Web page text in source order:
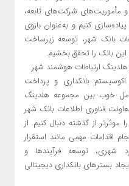
مأموریت‌های شرکت‌های تابعه،
کنیم و به‌عنوان بازوی
بانک شهر، توسعه زیرساخت
این بانک را تحقق بخشیم.
ارتباطات هوشمند شهر
در اکوسیستم بانکداری و پرداخت
خوب بین مجموعه هلدینگ
فناوری اطلاعات بانک شهر
موثرتر از گذشته دنبال کنیم. از
اقدامات مهمی مانند استقرار
شهری، توسعه فرآیندها و
بسترهای بانکداری دیجیتالی